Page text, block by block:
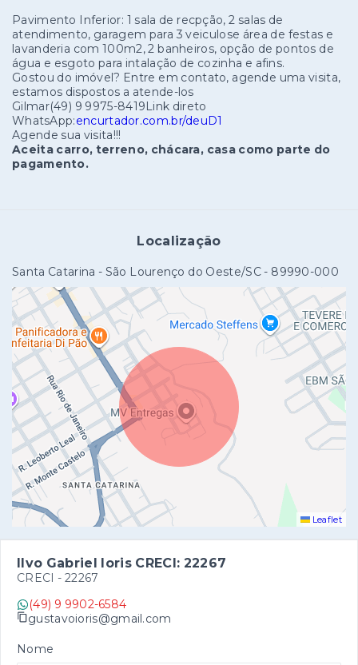
Pavimento Inferior: 1 sala de recpção, 2 salas de
atendimento, garagem para 3 veiculose área de festas e
lavanderia com 100m2, 2 banheiros, opção de pontos de
água e esgoto para intalação de cozinha e afins.
Gostou do imóvel? Entre em contato, agende uma visita,
estamos dispostos a atende-los
Gilmar(49) 9 9975-8419Link direto
WhatsApp:encurtador.com.br/deuD1
Agende sua visita!!!
Aceita carro, terreno, chácara, casa como parte do
pagamento.
Localização
Santa Catarina - São Lourenço do Oeste/SC- 89990-000
Leaflet
Ilvo Gabriel Ioris CRECI: 22267
CRECI - 22267
(49) 9 9902-6584
gustavoioris@gmail.com
Nome